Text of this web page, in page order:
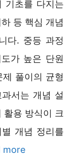
기초를 다지는
등 핵심 개념
다. 중등 과정
가 높은 단원
풀이의 균형
서는 개념 설
활용 방식이 크
개념 정리를
more